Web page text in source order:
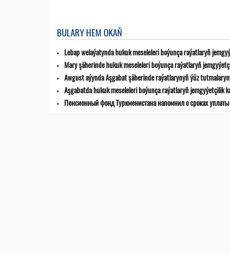
BULARY HEM OKAŇ
Lebap welaýatynda hukuk meseleleri boýunça raýatlaryň
Mary şäherinde hukuk meseleleri boýunça raýatlaryň
Awgust aýynda Aşgabat şäherinde raýatlarynyň ýüz
Aşgabatda hukuk meseleleri boýunça raýatlaryň jemgyýetçilik
Пенсионный фонд Туркменистана напомнил о сроках